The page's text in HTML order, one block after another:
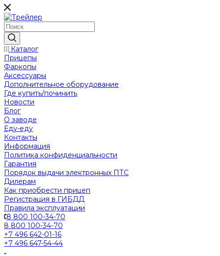
Каталог
Прицепы
Фаркопы
Аксессуары
Дополнительное оборудование
Где купить/починить
Новости
Блог
О заводе
Еду-еду
Контакты
Информация
Политика конфиденциальности
Гарантия
Порядок выдачи электронных ПТС
Дилерам
Как приобрести прицеп
Регистрация в ГИБДД
Правила эксплуатации
8 800 100-34-70
8 800 100-34-70
+7 496 642-01-16
+7 496 647-54-44